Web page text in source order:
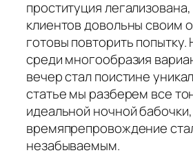
проституция
клиентов довольны своим
готовы повторить попытку.
среди многообразия
вечер стал поистине
статье мы разберем все
идеальной ночной
времяпрепровождение
незабываемым.